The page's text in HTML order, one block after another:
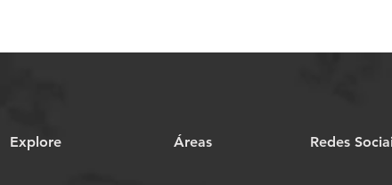
Explore Áreas Redes